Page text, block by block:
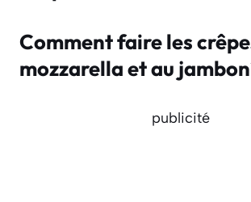
Comment faire les
mozzarella et au
publicité